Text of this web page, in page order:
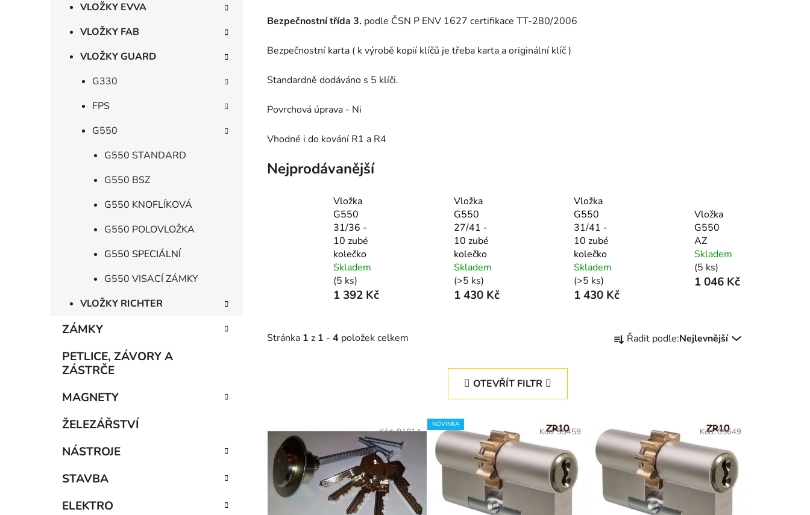
VLOŽKY EVVA
VLOŽKY FAB
VLOŽKY GUARD
G330
FPS
G550
G550 STANDARD
G550 BSZ
G550 KNOFLÍKOVÁ
G550 POLOVLOŽKA
G550 SPECIÁLNÍ
G550 VISACÍ ZÁMKY
VLOŽKY RICHTER
ZÁMKY
PETLICE, ZÁVORY A
ZÁSTRČE
MAGNETY
ŽELEZÁŘSTVÍ
NÁSTROJE
STAVBA
ELEKTRO
Bezpečnostní třída 3. podle ČSN P ENV 1627 certifikace TT-280/2006
Bezpečnostní karta ( k výrobě kopií klíčů je třeba karta a originální klíč )
Standardně dodáváno s 5 klíči.
Povrchová úprava - Ni
Vhodné i do kování R1 a R4
Nejprodávanější
Vložka
G550
31/36 -
10 zubé
kolečko
Skladem
(5 ks)
1 392 Kč
Vložka
G550
27/41 -
10 zubé
kolečko
Skladem
(>5 ks)
1 430 Kč
Vložka
G550
31/41 -
10 zubé
kolečko
Skladem
(>5 ks)
1 430 Kč
Vložka
G550
AZ
Skladem
(5 ks)
1 046 Kč
Stránka 1 z 1 - 4 položek celkem
a
r
o
d
k
Řadit podle:Nejlevnější
OTEVŘÍT FILTR
ý
s
Kód:01814
NOVINKA
Kód:55459 Kód:05649